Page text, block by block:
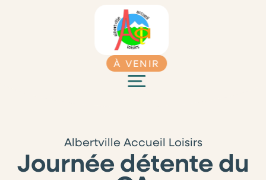
À VENIR
Albertville Accueil Loisirs
Journée détente du